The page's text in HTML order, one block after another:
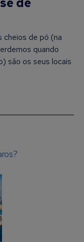
cheios de pó (na
quando
são os seus locais